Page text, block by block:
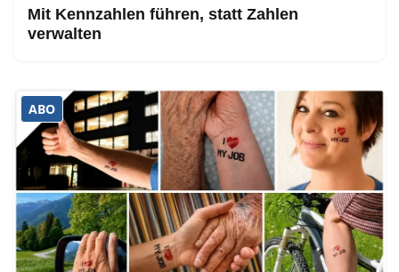
Mit Kennzahlen führen, statt Zahlen
verwalten
ABO